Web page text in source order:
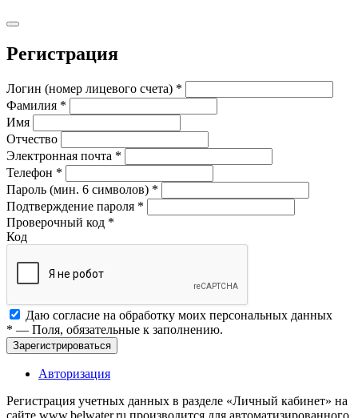
Регистрация
Логин (номер лицевого счета) *
Фамилия *
Имя
Отчество
Электронная почта *
Телефон *
Пароль (мин. 6 символов) *
Подтверждение пароля *
Проверочный код *
Код
Даю согласие на обработку моих персональных данных
* — Поля, обязательные к заполнению.
Зарегистрироваться
Авторизация
Регистрация учетных данных в разделе «Личный кабинет» на
сайте www.belwater.ru производится для автоматизированного